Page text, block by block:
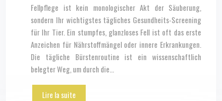
Fellpflege ist kein monologischer Akt der Säuberung,
sondern Ihr wichtigstes tägliches Gesundheits-Screening
für Ihr Tier. Ein stumpfes, glanzloses Fell ist oft das erste
Anzeichen für Nährstoffmängel oder innere Erkrankungen.
Die tägliche Bürstenroutine ist ein wissenschaftlich
belegter Weg, um durch die…
Lire la suite